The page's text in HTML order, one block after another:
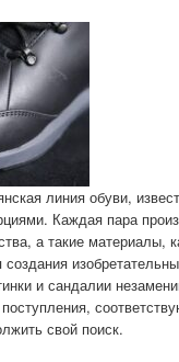
линия обуви,
Каждая пара
а такие материалы,
и сандалии
свой поиск.